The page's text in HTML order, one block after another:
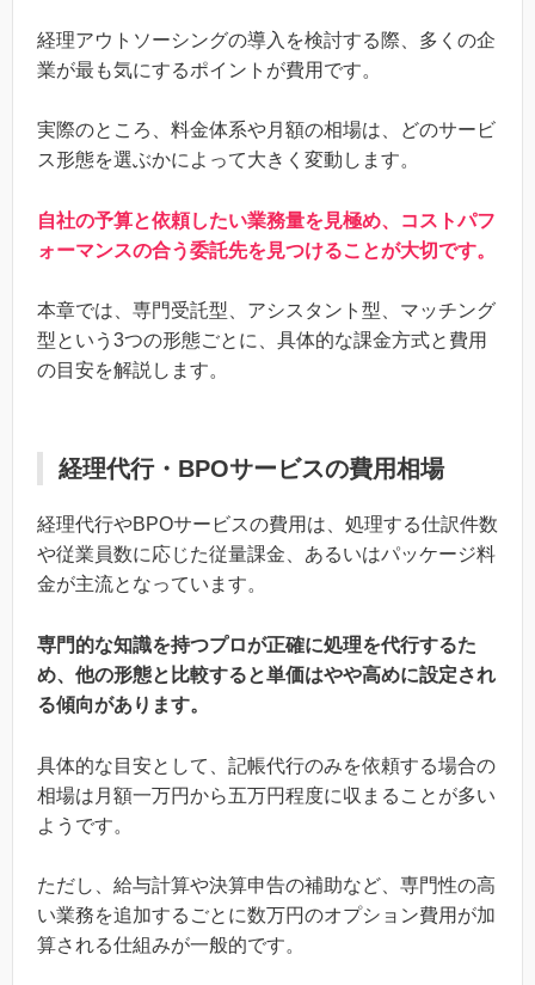
経理アウトソーシングの導入を検討する際、多くの企
業が最も気にするポイントが費用です。
実際のところ、料金体系や月額の相場は、どのサービ
ス形態を選ぶかによって大きく変動します。
自社の予算と依頼したい業務量を見極め、コストパフ
ォーマンスの合う委託先を見つけることが大切です。
本章では、専門受託型、アシスタント型、マッチング
型という3つの形態ごとに、具体的な課金方式と費用
の目安を解説します。
経理代行・BPOサービスの費用相場
経理代行やBPOサービスの費用は、処理する仕訳件数
や従業員数に応じた従量課金、あるいはパッケージ料
金が主流となっています。
専門的な知識を持つプロが正確に処理を代行するた
め、他の形態と比較すると単価はやや高めに設定され
る傾向があります。
具体的な目安として、記帳代行のみを依頼する場合の
相場は月額一万円から五万円程度に収まることが多い
ようです。
ただし、給与計算や決算申告の補助など、専門性の高
い業務を追加するごとに数万円のオプション費用が加
算される仕組みが一般的です。